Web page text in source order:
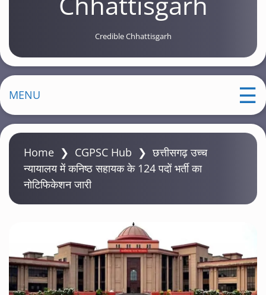
Credible Chhattisgarh
MENU
Home ❯ CGPSC Hub ❯छत्तीसगढ़ उच्च
न्यायालय में कनिष्ठ सहायक के 124 पदों भर्ती का
नोटिफिकेशन जारी